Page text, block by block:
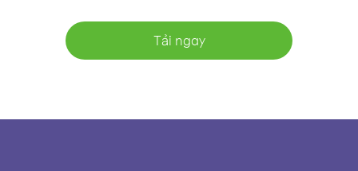
Tải ngay